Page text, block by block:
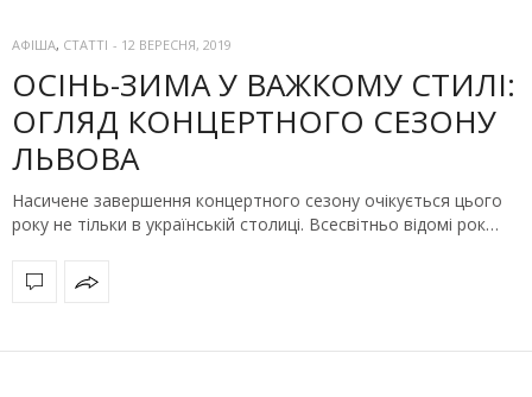
АФІША, СТАТТІ - 12 ВЕРЕСНЯ, 2019
ОСІНЬ-ЗИМА У ВАЖКОМУ СТИЛІ:
ОГЛЯД КОНЦЕРТНОГО СЕЗОНУ
ЛЬВОВА
Насичене завершення концертного сезону очікується цього
року не тільки в українській столиці. Всесвітньо відомі рок…